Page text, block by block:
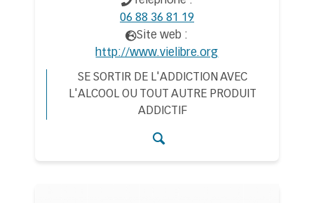
06 88 36 81 19
Site web :
http://www.vielibre.org
SE SORTIR DE L'ADDICTION AVEC
L'ALCOOL OU TOUT AUTRE PRODUIT
ADDICTIF
Accéder aux détails